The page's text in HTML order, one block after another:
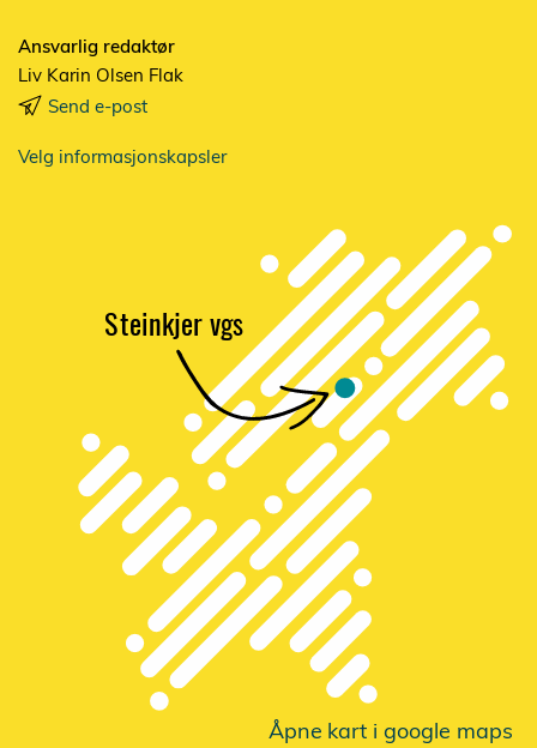
Ansvarlig redaktør
Liv Karin Olsen Flak
Send e-post
Velg informasjonskapsler
Åpnekart i google maps
Steinkjer vgs